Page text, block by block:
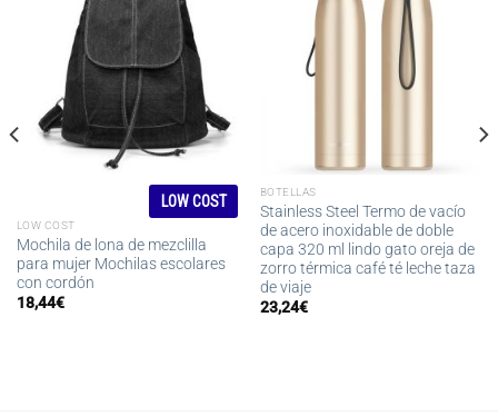
LOW COST
LOW COST
Mochila de lona de mezclilla
para mujer Mochilas escolares
con cordón
18,44€
BOTELLAS
Stainless Steel Termo de vacío
de acero inoxidable de doble
capa 320 ml lindo gato oreja de
zorro térmica café té leche taza
de viaje
23,24€